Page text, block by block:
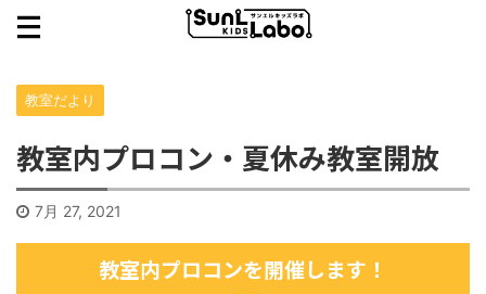
教室だより
教室内プロコン・夏休み教室開放
7月 27, 2021
教室内プロコンを開催します！